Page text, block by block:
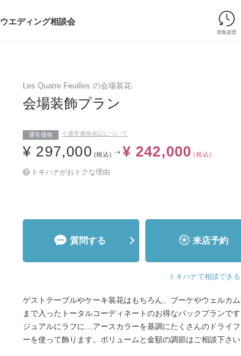
ブライダルエステ
ブライダルエステショップ一覧
ップ一覧
記録映像
ムービーショップ一覧
ウエディング相談会
Les Quatre Feuilles の会場装花
会場装飾プラン
通常価格 ※通常価格表記について
¥ 297,000 (税込) ¥ 242,000 (税込)
トキハナがおトクな理由
質問する 来店予約
トキハナで相談できる
ゲストテーブルやケーキ装花はもちろん、ブーケやウェルカ
まで入ったトータルコーディネートのお得なパックプランです
ジュアルにラフに…アースカラーを基調にたくさんのドライフ
ーを使って飾ります。ボリュームと金額の調節はご相談下さい